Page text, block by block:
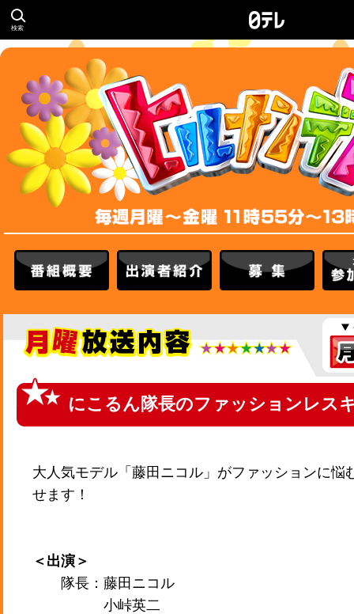
検索
番組概要 出演者紹介 募集
にこるん隊長のファッションレス
大人気モデル「藤田ニコル」がファッションに悩
せます！
＜出演＞
隊長：藤田ニコル
小峠英二